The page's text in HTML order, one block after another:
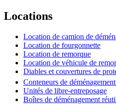
Locations
Location de camion de
Location de fourgonnette
Location de remorque
Location de véhicule de
Diables et couvertures de
Conteneurs de
Unités de libre-entreposage
Boîtes de déménagement